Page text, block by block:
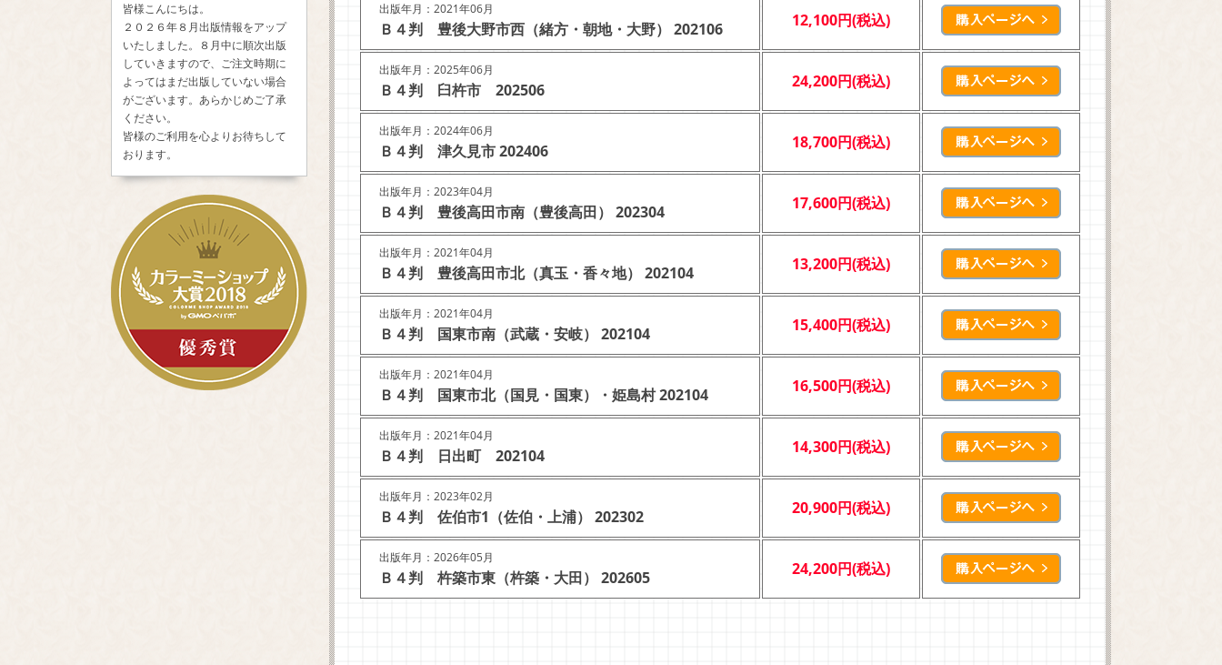
皆様こんにちは。
２０２６年８月出版情報をアップ
いたしました。８月中に順次出版
していきますので、ご注文時期に
よってはまだ出版していない場合
がございます。あらかじめご了承
ください。
皆様のご利用を心よりお待ちして
おります。
出版年月：2021年06月
Ｂ４判 豊後大野市西（緒方・朝地・大野） 202106 12,100円(税込)
出版年月：2025年06月
Ｂ４判 臼杵市 202506 24,200円(税込)
出版年月：2024年06月
Ｂ４判 津久見市 202406 18,700円(税込)
出版年月：2023年04月
Ｂ４判 豊後高田市南（豊後高田） 202304 17,600円(税込)
出版年月：2021年04月
Ｂ４判 豊後高田市北（真玉・香々地） 202104 13,200円(税込)
出版年月：2021年04月
Ｂ４判 国東市南（武蔵・安岐） 202104 15,400円(税込)
出版年月：2021年04月
Ｂ４判 国東市北（国見・国東）・姫島村 202104 16,500円(税込)
出版年月：2021年04月
Ｂ４判 日出町 202104 14,300円(税込)
出版年月：2023年02月
Ｂ４判 佐伯市1（佐伯・上浦） 202302 20,900円(税込)
出版年月：2026年05月
Ｂ４判 杵築市東（杵築・大田） 202605 24,200円(税込)